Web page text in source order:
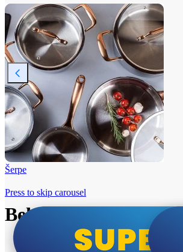
Šerpe
Beko i Tesla super cene
Press to skip carousel